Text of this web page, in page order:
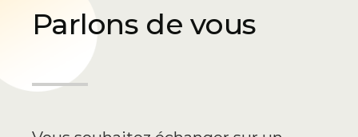
Parlons de vous